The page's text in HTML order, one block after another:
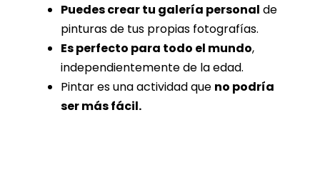
Puedes crear tu galería personal de
pinturas de tus propias fotografías.
Es perfecto para todo el mundo,
independientemente de la edad.
Pintar es una actividad que no podría
ser más fácil.